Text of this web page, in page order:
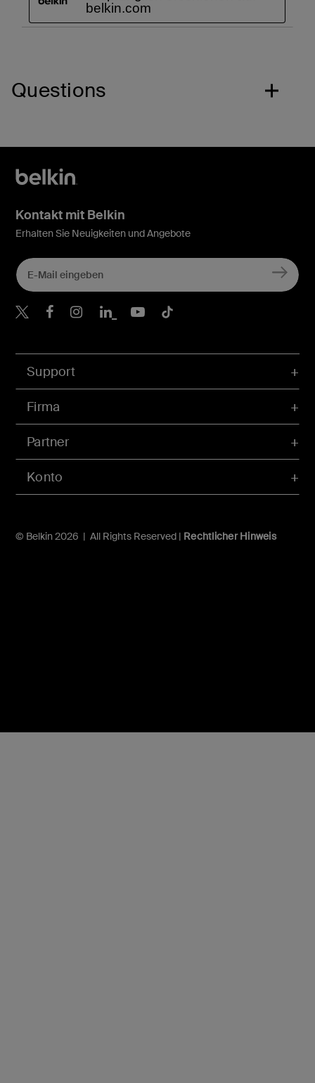
Questions
Konto
Support
Firma
Partner
© Belkin 2026 | All Rights Reserved | Rechtlicher Hinweis
Kontakt mit Belkin
Erhalten Sie Neuigkeiten und Angebote
Belkin Twitter
Belkin Facebook
Belkin Instagram
Belkin LinkedIn
Belkin Youtube
Belkin TikTok